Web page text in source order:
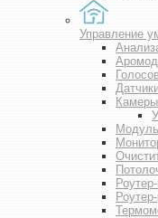
Управление